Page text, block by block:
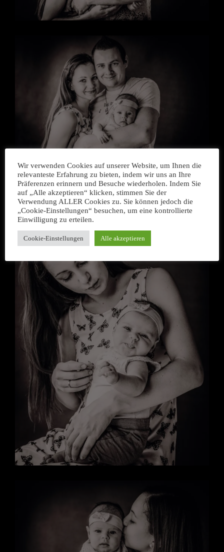
Wir verwenden Cookies auf unserer Website, um Ihnen die
relevanteste Erfahrung zu bieten, indem wir uns an Ihre
Präferenzen erinnern und Besuche wiederholen. Indem Sie
auf „Alle akzeptieren“ klicken, stimmen Sie der
Verwendung ALLER Cookies zu. Sie können jedoch die
„Cookie-Einstellungen“ besuchen, um eine kontrollierte
Einwilligung zu erteilen.
Cookie-Einstellungen Alle akzeptieren